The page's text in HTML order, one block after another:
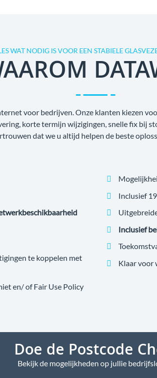
WAT NODIG IS VOOR EEN STABIELE
voor bedrijven. Onze klanten kiezen
korte termijn wijzigingen, snelle fix bij
dat we u altijd helpen de beste
te koppelen met
en/ of Fair Use Policy
Inclusief
Inclusief
Klaar voor
Doe de Postcode
Bekijk de mogelijkheden op jullie